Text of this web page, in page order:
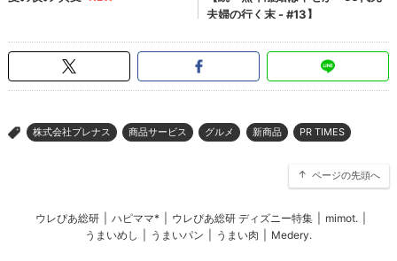
> 株式会社プレナス 商品サービス グルメ 新商品 PR TIMES
ページの先頭へ
ウレぴあ総研 ハピママ* ウレぴあ総研 ディズニー特集 mimot.
うまいめし
うまいパン うまい肉 Medery.